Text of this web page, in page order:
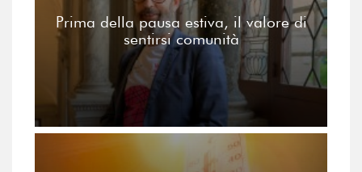
Prima della pausa estiva, il valore di
sentirsi comunità